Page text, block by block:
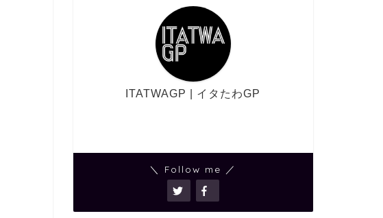
ITATWAGP | イタたわGP
＼ Follow me ／